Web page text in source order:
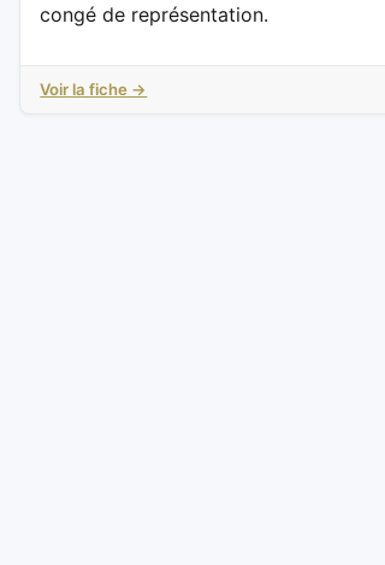
congé de représentation.
Voir la fiche →